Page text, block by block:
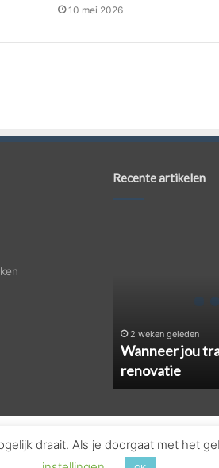
10 mei 2026
Recente artikelen
2 weken geleden
Wanneer jou
renovatie
Alle rechten voorbehouden -
draait. Als je doorgaat met het